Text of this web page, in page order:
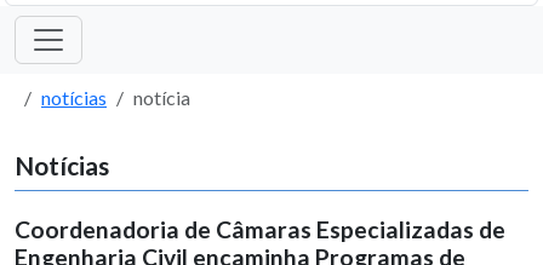
notícias notícia
Notícias
Coordenadoria de Câmaras Especializadas de
Engenharia Civil encaminha Programas de